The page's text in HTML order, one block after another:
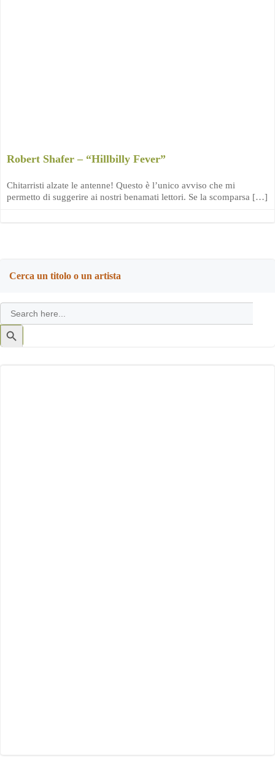
Robert Shafer – “Hillbilly Fever”
Chitarristi alzate le antenne! Questo è l’unico avviso che mi
permetto di suggerire ai nostri benamati lettori. Se la scomparsa […]
Cerca un titolo o un artista
Search
for:
Search
Button